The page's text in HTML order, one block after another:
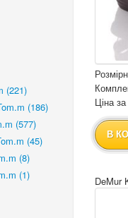
(186)
(577)
(45)
(8)
(1)
Ціна
В
DeMur